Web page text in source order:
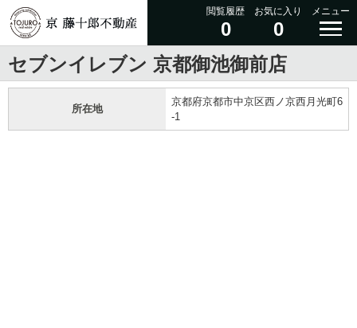
閲覧履歴
0
お気に入り
0
メニュー
セブンイレブン 京都御池御前店
所在地
京都府京都市中京区西ノ京西月光町6
-1